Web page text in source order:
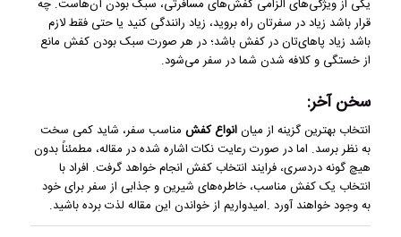
یکی از ویژگی‌های الزامی کفش‌های مسافرتی، سبک بودن آن‌هاست. چه
قرار باشد زیاد در سفرتان راه بروید، زیاد رانندگی کنید یا حتی فقط لازم
باشد زیاد پاهای‌تان در کفش باشد؛ در هر صورت سبک بودن کفش مانع
از خستگی و کلافه شدن شما در سفر می‌شود.
سخن آخر:
انتخاب بهترین گزینه از میانانواع کفشمناسب سفر، شاید کمی سخت
به نظر برسد. اما در صورت رعایت نکات اشاره شده در مقاله، مطمئناً بدون
هیچ گونه دردسری، فرایند انتخاب کفش انجام خواهد گرفت. افراد با
انتخاب یک کفش مناسب، خاطره‌های شیرین و جذابی از سفر برای خود
به وجود خواهند آورد .امیدواریم از خواندن این مقاله لذت برده باشید.